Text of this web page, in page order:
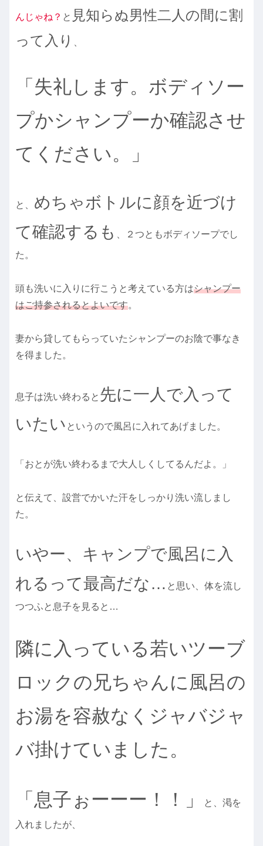
んじゃね？ と 見知らぬ男性二人の間に割
って入り 、
「失礼します。ボディソー
プかシャンプーか確認させ
てください。」
と、 めちゃボトルに顔を近づけ
て確認するも
、２つともボディソープでし
た。
頭も洗いに入りに行こうと考えている方はシャンプー
はご持参されるとよいです。
妻から貸してもらっていたシャンプーのお陰で事なき
を得ました。
息子は洗い終わると 先に一人で入って
いたい というので風呂に入れてあげました。
「おとが洗い終わるまで大人しくしてるんだよ。」
と伝えて、設営でかいた汗をしっかり洗い流しまし
た。
いやー、キャンプで風呂に入
れるって最高だな… と思い、体を流し
つつふと息子を見ると…
隣に入っている若いツーブ
ロックの兄ちゃんに風呂の
お湯を容赦なくジャバジャ
バ掛けていました。
「息子ぉーーー！！」 と、渇を
入れましたが、